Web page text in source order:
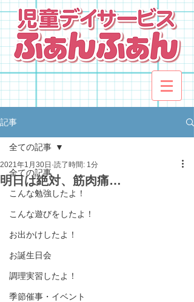
記事
全ての記事
こんな勉強したよ！
こんな遊びをしたよ！
お出かけしたよ！
お誕生日会
調理実習したよ！
季節催事・イベント
全ての記事
明日は絶対、筋肉痛…
2021年1月30日 読了時間: 1分